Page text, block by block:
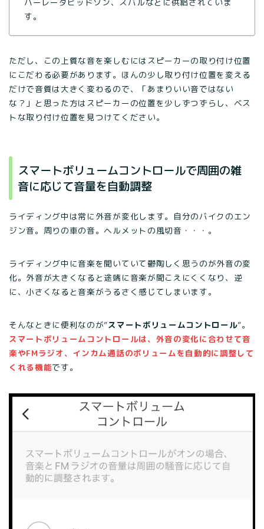
す。
ただし、この上質な音を楽しむにはスピーカーの取り付け位置
にこだわる必要があります。ほんの少し取り付け位置を変える
だけで音質は大きく変わるので、「あまりいい音ではない
な？」と思った方はスピーカーの位置を少しずつずらし、ベス
トな取り付け位置を見つけてください。
スマートボリュームコントロールで周囲の雑
音に応じて音量を自動調整
ライディング中は常に外音が変化します。自分のバイクのエン
ジン音。周りの車の音。ヘルメットの風切音・・・。
ライディング中に音楽を聞いていて鬱陶しく思うのが外音の変
化。外音が大きくなると途端に音楽が聞こえにくくなり、逆
に、小さくなると音楽がうるさく感じてしまいます。
そんなときに便利なのが”スマートボリュームコントロール”。
スマートボリュームコントロールは、外音の変化に合わせて音
楽やFMラジオ、インカム通話のボリュームを自動的に調整して
くれる機能です。